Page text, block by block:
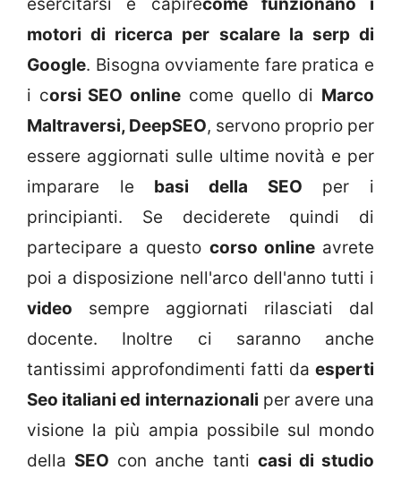
motori di ricerca per scalare la serp di
Google. Bisogna ovviamente fare pratica e
i corsi SEO online come quello di Marco
Maltraversi, DeepSEO, servono proprio per
essere aggiornati sulle ultime novità e per
imparare le basi della SEO per i
principianti. Se deciderete quindi di
partecipare a questo corso onlineavrete
poi a disposizione nell'arco dell'anno tutti i
video sempre aggiornati rilasciati dal
docente. Inoltre ci saranno anche
tantissimi approfondimenti fatti da esperti
Seo italiani ed internazionali per avere una
visione la più ampia possibile sul mondo
della SEO con anche tanti casi di studio